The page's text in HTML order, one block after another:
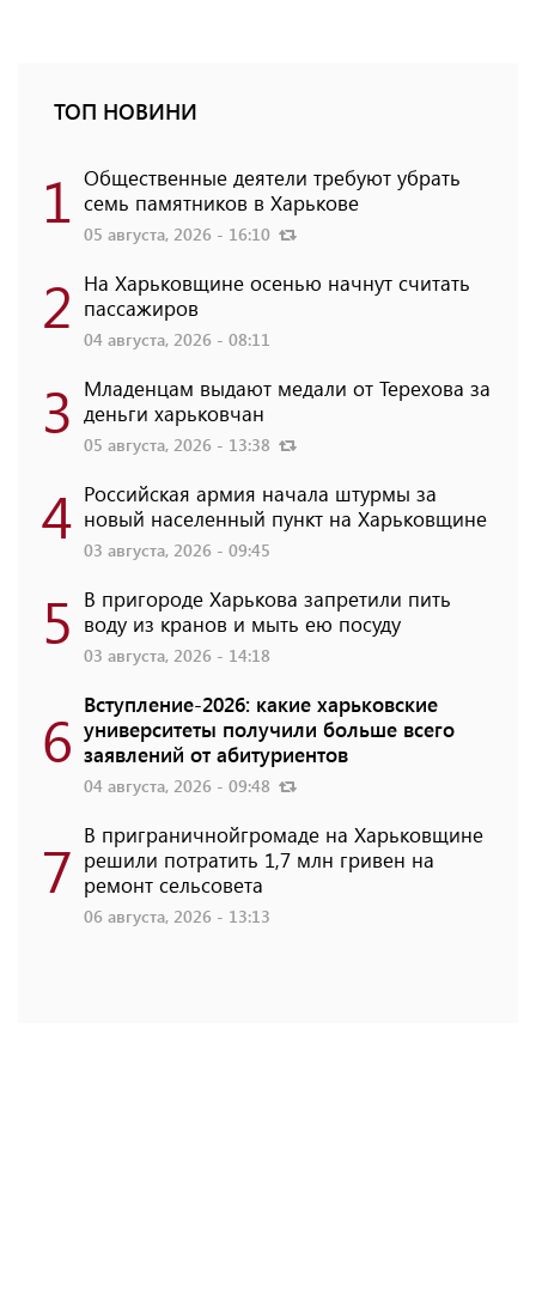
ТОП НОВИНИ
1 Общественные деятели требуют убрать
семь памятников в Харькове
05 августа, 2026 - 16:10
2 На Харьковщине осенью начнут считать
пассажиров
04 августа, 2026 - 08:11
3 Младенцам выдают медали от Терехова за
деньги харьковчан
05 августа, 2026 - 13:38
4 Российская армия начала штурмы за
новый населенный пункт на Харьковщине
03 августа, 2026 - 09:45
5 В пригороде Харькова запретили пить
воду из кранов и мыть ею посуду
03 августа, 2026 - 14:18
6 Вступление-2026: какие харьковские
университеты получили больше всего
заявлений от абитуриентов
04 августа, 2026 - 09:48
7 В приграничнойгромаде на Харьковщине
решили потратить 1,7 млн ​​гривен на
ремонт сельсовета
06 августа, 2026 - 13:13